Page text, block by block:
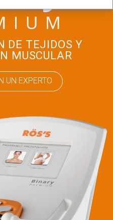
DE TEJIDOS Y
MUSCULAR
UN EXPERTO